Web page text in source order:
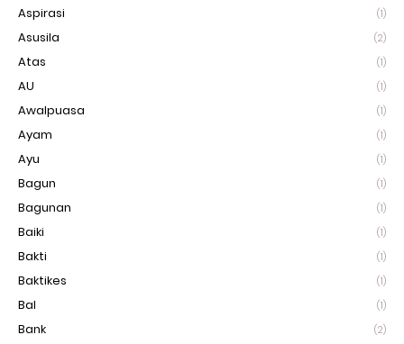
Aspirasi (1)
Asusila (2)
Atas (1)
AU (1)
Awalpuasa (1)
Ayam (1)
Ayu (1)
Bagun (1)
Bagunan (1)
Baiki (1)
Bakti (1)
Baktikes (1)
Bal (1)
Bank (2)